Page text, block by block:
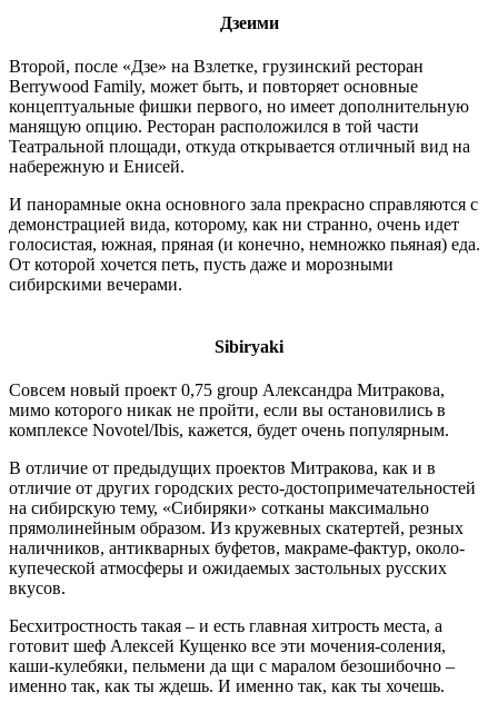
Дзеими
Второй, после «Дзе» на Взлетке, грузинский ресторан
Berrywood Family, может быть, и повторяет основные
концептуальные фишки первого, но имеет дополнительную
манящую опцию. Ресторан расположился в той части
Театральной площади, откуда открывается отличный вид на
набережную и Енисей.
И панорамные окна основного зала прекрасно справляются с
демонстрацией вида, которому, как ни странно, очень идет
голосистая, южная, пряная (и конечно, немножко пьяная) еда.
От которой хочется петь, пусть даже и морозными
сибирскими вечерами.
Sibiryaki
Совсем новый проект 0,75 group Александра Митракова,
мимо которого никак не пройти, если вы остановились в
комплексе Novotel/Ibis, кажется, будет очень популярным.
В отличие от предыдущих проектов Митракова, как и в
отличие от других городских ресто-достопримечательностей
на сибирскую тему, «Сибиряки» сотканы максимально
прямолинейным образом. Из кружевных скатертей, резных
наличников, антикварных буфетов, макраме-фактур, около-
купеческой атмосферы и ожидаемых застольных русских
вкусов.
Бесхитростность такая – и есть главная хитрость места, а
готовит шеф Алексей Кущенко все эти мочения-соления,
каши-кулебяки, пельмени да щи с маралом безошибочно –
именно так, как ты ждешь. И именно так, как ты хочешь.